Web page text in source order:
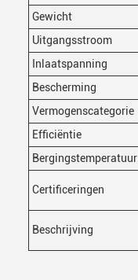
Gewicht
Uitgangsstroom
Inlaatspanning
Bescherming
Vermogenscategorie
Efficiëntie
Bergingstemperatuur
Certificeringen
Beschrijving